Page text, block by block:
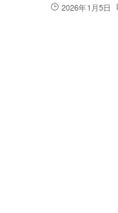
2026年1月5日